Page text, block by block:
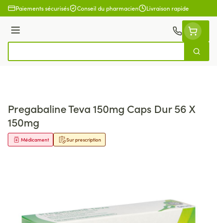
Aller au contenu
Paiements sécurisés Conseil du pharmacien Livraison rapide
Menu
Pregabaline Teva 150mg Caps Dur 56 X
150mg
Sur prescription
Médicament